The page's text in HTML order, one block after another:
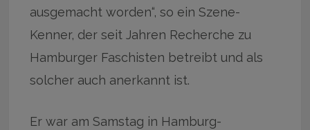
ausgemacht worden“, so ein Szene-
Kenner, der seit Jahren Recherche zu
Hamburger Faschisten betreibt und als
solcher auch anerkannt ist.
Er war am Samstag in Hamburg-